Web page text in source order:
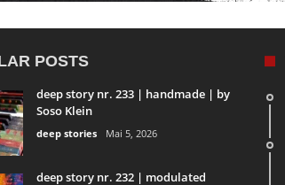
POSTS
deep story nr. 233 | handmade | by
Soso Klein
deep stories Mai 5, 2026
deep story nr. 232 | modulated